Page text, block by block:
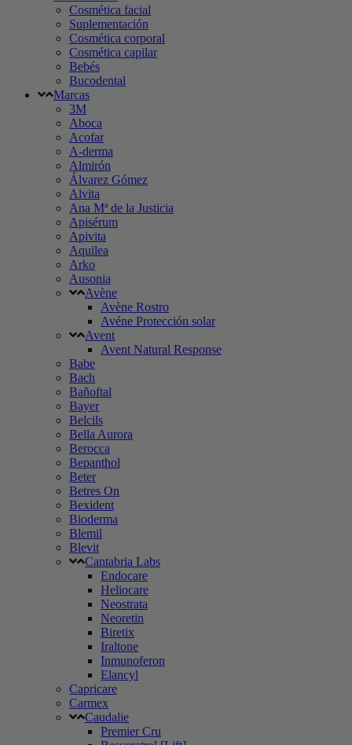
Cosmética facial
Suplementación
Cosmética corporal
Cosmética capilar
Bebés
Bucodental
Marcas
3M
Aboca
Acofar
A-derma
Almirón
Álvarez Gómez
Alvita
Ana Mª de la Justicia
Apisérum
Apivita
Aquilea
Arko
Ausonia
Avène
Avène Rostro
Avéne Protección solar
Avent
Avent Natural Response
Babe
Bach
Bañoftal
Bayer
Belcils
Bella Aurora
Berocca
Bepanthol
Beter
Betres On
Bexident
Bioderma
Blemil
Blevit
Cantabria Labs
Endocare
Heliocare
Neostrata
Neoretin
Biretix
Iraltone
Inmunoferon
Elancyl
Capricare
Carmex
Caudalie
Premier Cru